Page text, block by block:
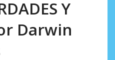
Y
Darwin